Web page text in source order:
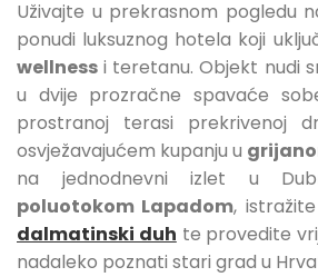
Uživajte u prekrasnom pogledu
ponudi luksuznog hotela koji
wellness i teretanu. Objekt nudi
u dvije prozračne spavaće
prostranoj terasi prekrivenoj
osvježavajućem kupanju u
na jednodnevni izlet u
poluotokom Lapadom,
dalmatinski duh te provedite
nadaleko poznati stari grad u